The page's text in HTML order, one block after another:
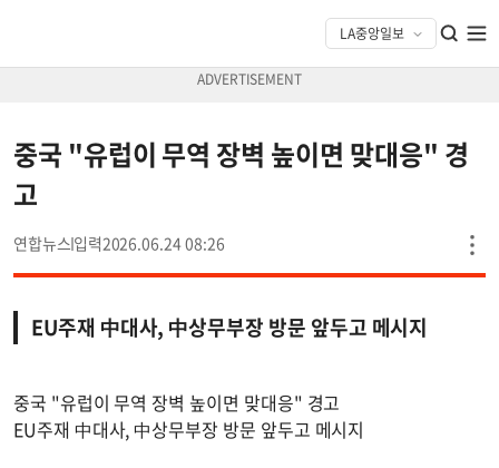
중국 "유럽이 무역 장벽 높이면 맞대응" 경
고
연합뉴스 2026.06.24 08:26
EU주재 中대사, 中상무부장 방문 앞두고 메시지
중국 "유럽이 무역 장벽 높이면 맞대응" 경고
EU주재 中대사, 中상무부장 방문 앞두고 메시지